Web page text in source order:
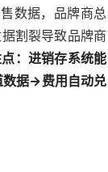
数据，品牌商总
割裂导致品牌商
：进销存系统能
数据→费用自动兑